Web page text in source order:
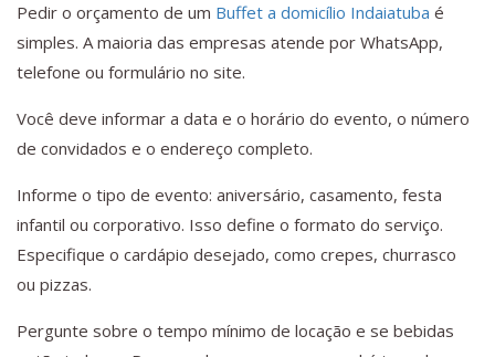
Pedir o orçamento de um Buffet a domicílio Indaiatuba é
simples. A maioria das empresas atende por WhatsApp,
telefone ou formulário no site.
Você deve informar a data e o horário do evento, o número
de convidados e o endereço completo.
Informe o tipo de evento: aniversário, casamento, festa
infantil ou corporativo. Isso define o formato do serviço.
Especifique o cardápio desejado, como crepes, churrasco
ou pizzas.
Pergunte sobre o tempo mínimo de locação e se bebidas